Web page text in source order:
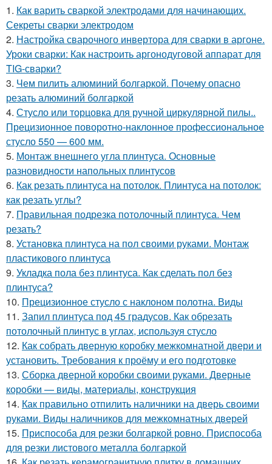
1. Как варить сваркой электродами для начинающих.
Секреты сварки электродом
2. Настройка сварочного инвертора для сварки в аргоне.
Уроки сварки: Как настроить аргонодуговой аппарат для
TIG-сварки?
3. Чем пилить алюминий болгаркой. Почему опасно
резать алюминий болгаркой
4. Стусло или торцовка для ручной циркулярной пилы..
Прецизионное поворотно-наклонное профессиональное
стусло 550 — 600 мм.
5. Монтаж внешнего угла плинтуса. Основные
разновидности напольных плинтусов
6. Как резать плинтуса на потолок. Плинтуса на потолок:
как резать углы?
7. Правильная подрезка потолочный плинтуса. Чем
резать?
8. Установка плинтуса на пол своими руками. Монтаж
пластикового плинтуса
9. Укладка пола без плинтуса. Как сделать пол без
плинтуса?
10. Прецизионное стусло с наклоном полотна. Виды
11. Запил плинтуса под 45 градусов. Как обрезать
потолочный плинтус в углах, используя стусло
12. Как собрать дверную коробку межкомнатной двери и
установить. Требования к проёму и его подготовке
13. Сборка дверной коробки своими руками. Дверные
коробки — виды, материалы, конструкция
14. Как правильно отпилить наличники на дверь своими
руками. Виды наличников для межкомнатных дверей
15. Приспособа для резки болгаркой ровно. Приспособа
для резки листового металла болгаркой